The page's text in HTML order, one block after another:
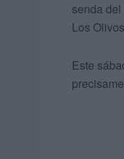
senda
Los
Este